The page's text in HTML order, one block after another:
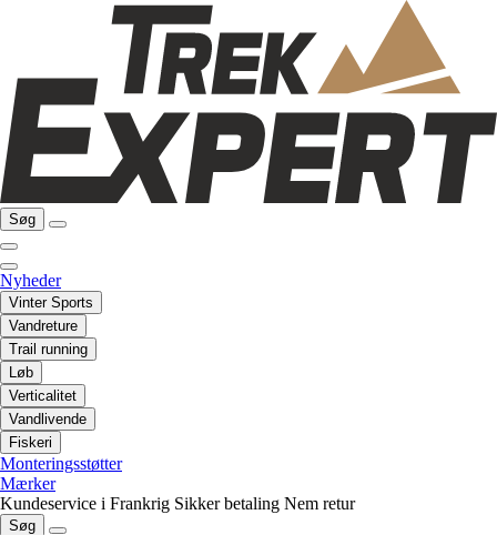
Søg
Nyheder
Vinter Sports
Vandreture
Trail running
Løb
Verticalitet
Vandlivende
Fiskeri
Monteringsstøtter
Mærker
Kundeservice i Frankrig Sikker betaling Nem retur
Søg